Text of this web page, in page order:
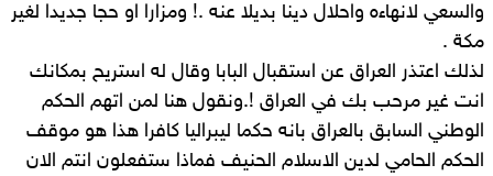
والسعي لانهاءه واحلال دينا بديلا عنه .! ومزارا او حجا جديدا لغير
مكة .
لذلك اعتذر العراق عن استقبال البابا وقال له استريح بمكانك
انت غير مرحب بك في العراق !.ونقول هنا لمن اتهم الحكم
الوطني السابق بالعراق بانه حكما ليبراليا كافرا هذا هو موقف
الحكم الحامي لدين الاسلام الحنيف فماذا ستفعلون انتم الان